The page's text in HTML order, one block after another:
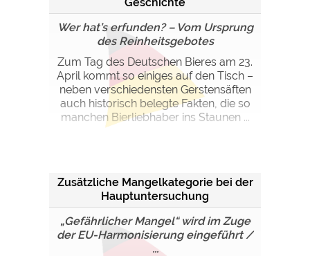
Wer hat’s erfunden? – Vom Ursprung
des Reinheitsgebotes
Zum Tag des Deutschen Bieres am 23.
April kommt so einiges auf den Tisch –
neben verschiedensten Gerstensäften
auch historisch belegte Fakten, die so
manchen Bierliebhaber ins Staunen ...
Zusätzliche Mangelkategorie bei der
Hauptuntersuchung
„Gefährlicher Mangel“ wird im Zuge
der EU-Harmonisierung eingeführt /
...